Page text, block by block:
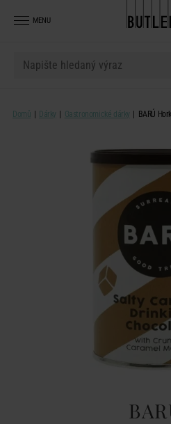
MENU
Domů Dárky Gastronomické dárky BARÚ